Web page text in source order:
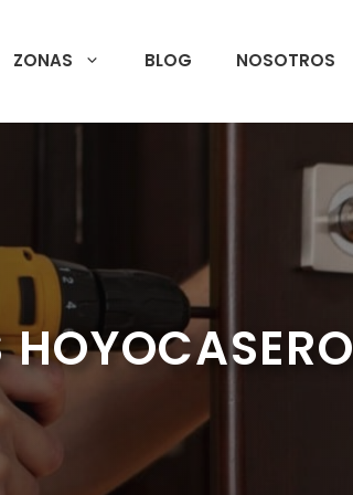
ZONAS BLOG NOSOTROS